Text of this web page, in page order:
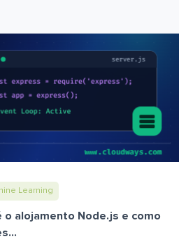
Learning
o alojamento Node.js e como